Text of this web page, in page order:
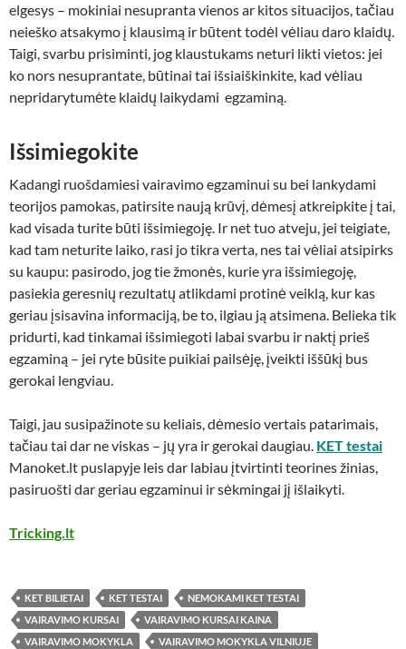
elgesys – mokiniai nesupranta vienos ar kitos situacijos, tačiau
neieško atsakymo į klausimą ir būtent todėl vėliau daro klaidų.
Taigi, svarbu prisiminti, jog klaustukams neturi likti vietos: jei
ko nors nesuprantate, būtinai tai išsiaiškinkite, kad vėliau
nepridarytumėte klaidų laikydami egzaminą.
Išsimiegokite
Kadangi ruošdamiesi vairavimo egzaminui su bei lankydami
teorijos pamokas, patirsite naują krūvį, dėmesį atkreipkite į tai,
kad visada turite būti išsimiegoję. Ir net tuo atveju, jei teigiate,
kad tam neturite laiko, rasi jo tikra verta, nes tai vėliai atsipirks
su kaupu: pasirodo, jog tie žmonės, kurie yra išsimiegoję,
pasiekia geresnių rezultatų atlikdami protinė veiklą, kur kas
geriau įsisavina informaciją, be to, ilgiau ją atsimena. Belieka tik
pridurti, kad tinkamai išsimiegoti labai svarbu ir naktį prieš
egzaminą – jei ryte būsite puikiai pailsėję, įveikti iššūkį bus
gerokai lengviau.
Taigi, jau susipažinote su keliais, dėmesio vertais patarimais,
tačiau tai dar ne viskas – jų yra ir gerokai daugiau. KET testai
Manoket.lt puslapyje leis dar labiau įtvirtinti teorines žinias,
pasiruošti dar geriau egzaminui ir sėkmingai jį išlaikyti.
Tricking.lt
KET BILIETAI KET TESTAI
NEMOKAMI KET TESTAI
VAIRAVIMO KURSAI
VAIRAVIMO KURSAI KAINA
VAIRAVIMO MOKYKLA
VAIRAVIMO MOKYKLA VILNIUJE